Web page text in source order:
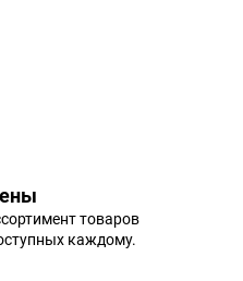
товаров
каждому.